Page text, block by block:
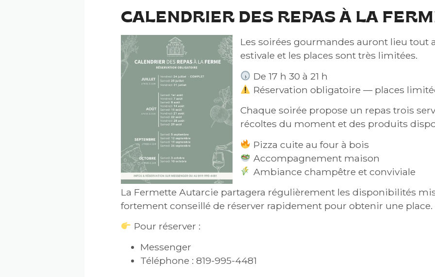
CALENDRIER DES REPAS À LA
Les soirées gourmandes auront lieu tout
estivale et les places sont très limitées.
De 17 h 30 à 21 h
Réservation obligatoire — places
Chaque soirée propose un repas trois
récoltes du moment et des produits
Pizza cuite au four à bois
Accompagnement maison
Ambiance champêtre et conviviale
La Fermette Autarcie partagera régulièrement les disponibilités
fortement conseillé de réserver rapidement pour obtenir une place.
Pour réserver :
Messenger
Téléphone : 819-995-4481